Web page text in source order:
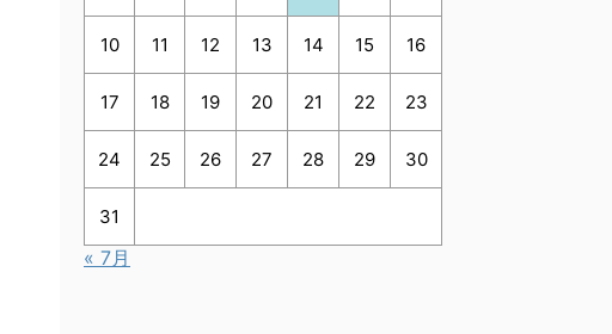
10 11 12 13 14 15 16
17 18 19 20 21 22 23
24 25 26 27 28 29 30
31
« 7月